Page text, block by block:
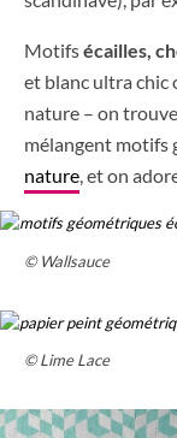
Motifsécailles,
et blanc ultra chic
nature – on
mélangent motifs
nature, et on
© Wallsauce
© Lime Lace